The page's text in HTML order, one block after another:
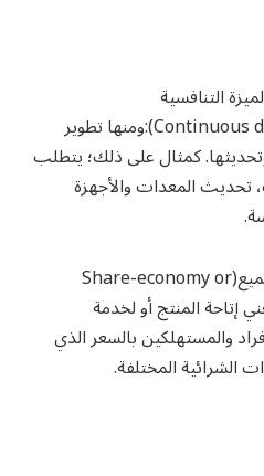
التنافسية
):ومنها تطوير
كمثال على ذلك؛ يتطلب
المعدات والأجهزة
إتاحة المنتج أو الخدمة للجميع(Share-economy or
إتاحة المنتج أو لخدمة
والمستهلكين بالسعر الذي
الشرائية المختلفة.